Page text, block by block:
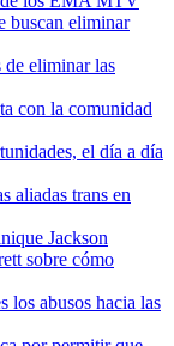
buscan eliminar
de eliminar las
con la comunidad
el día a día
aliadas trans en
Jackson
sobre cómo
los abusos hacia las